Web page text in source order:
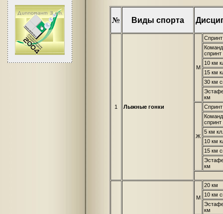
№ Виды спорта
1 Лыжные гонки
М
Спринт
спринт
10 км
15 км
30 км
км
Ж
Спринт
спринт
5 км кл.
10 км
15 км
км
М
20 км
10 км
км